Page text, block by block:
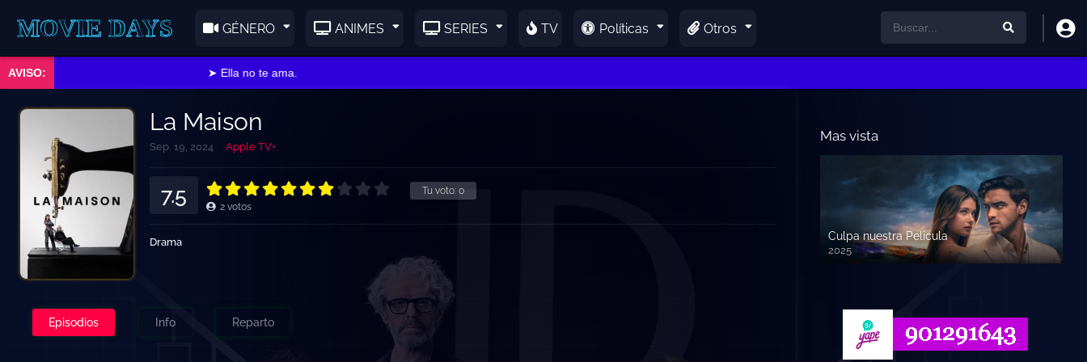
DAYS GÉNERO ANIMES SERIES TV Políticas Otros
➤ Ella no te ama.
La Maison
Sep. 19, 2024 Apple TV+
Tu voto: 0
7.5 2 votos
Drama
Episodios Info Reparto
Mas vista
Culpa nuestra Pelicula
2025
720p HD